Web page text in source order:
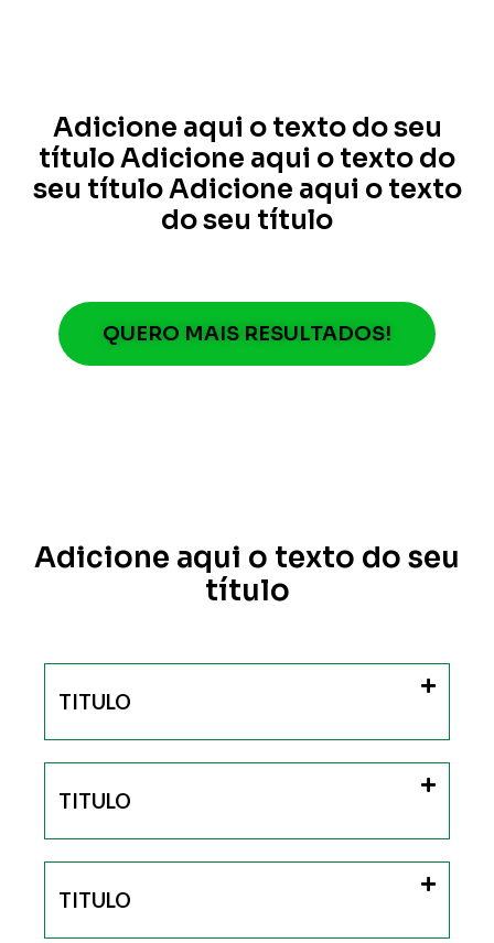
Adicione aqui o texto do seu
título Adicione aqui o texto do
seu título Adicione aqui o texto
do seu título
QUERO MAIS RESULTADOS!
Adicione aqui o texto do seu
título
TITULO
TITULO
TITULO